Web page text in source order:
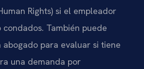
Rights) si el empleador
condados. También puede
abogado para evaluar si tiene
una demanda por